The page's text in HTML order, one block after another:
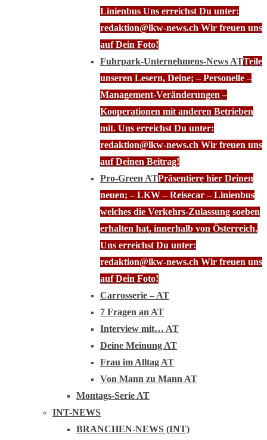
Linienbus Uns erreichst Du unter:
redaktion@lkw-news.ch Wir freuen uns
auf Dein Foto!
Fuhrpark-Unternehmens-News ATTeile
unseren Lesern, Deine; – Personelle –
Management-Veränderungen –
Kooperationen mit anderen Betrieben
mit. Uns erreichst Du unter:
redaktion@lkw-news.ch Wir freuen uns
auf Deinen Beitrag!
Pro-Green ATPräsentiere hier Deinen
neuen; – LKW – Reisecar – Linienbus
welches die Verkehrs-Zulassung soeben
erhalten hat, innerhalb von Österreich.
Uns erreichst Du unter:
redaktion@lkw-news.ch Wir freuen uns
auf Dein Foto!
Carrosserie – AT
7 Fragen an AT
Interview mit… AT
Deine Meinung AT
Frau im Alltag AT
Von Mann zu Mann AT
Montags-Serie AT
INT-NEWS
BRANCHEN-NEWS (INT)